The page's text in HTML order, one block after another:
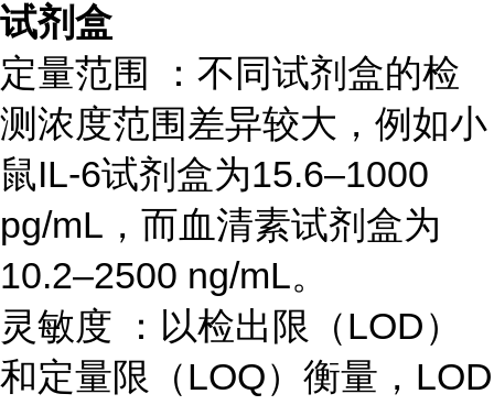
试剂盒
定量范围 ：不同试剂盒的检
测浓度范围差异较大，例如小
鼠IL-6试剂盒为15.6–1000
pg/mL，而血清素试剂盒为
10.2–2500 ng/mL。
灵敏度 ：以检出限（LOD）
和定量限（LOQ）衡量，LOD